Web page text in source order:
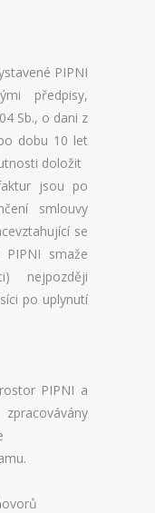
PIPNI
předpisy,
Sb., o dani z
dobu 10 let
doložit
jsou po
smlouvy
se
smaže
nejpozději
po uplynutí
PIPNI a